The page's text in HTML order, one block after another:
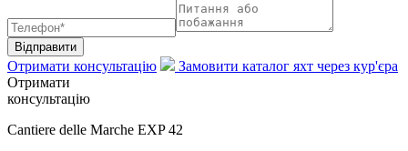
Відправити
Отримати консультацію
Замовити каталог яхт через кур'єра
Отримати
консультацію
Cantiere delle Marche EXP 42